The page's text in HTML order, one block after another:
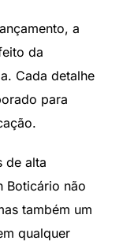
a
da
Cada detalhe
para
de alta
Boticário não
também um
qualquer